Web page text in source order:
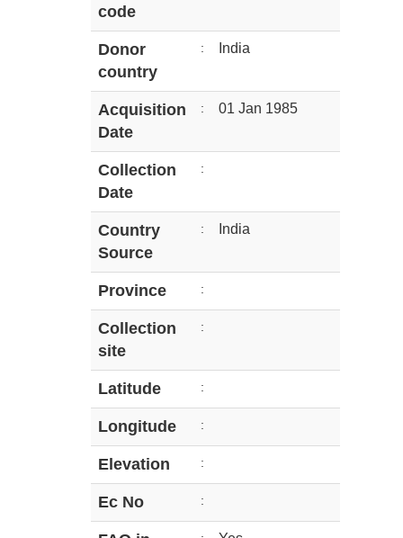
code
Donor
country
: India
Acquisition
Date
: 01 Jan 1985
Collection
Date
:
Country
Source
: India
Province :
Collection
site
:
Latitude :
Longitude :
Elevation :
Ec No :